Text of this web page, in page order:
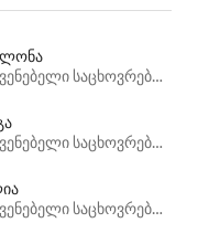
დასასვენებელი საცხოვრებლები
დასასვენებელი საცხოვრებლები
დასასვენებელი საცხოვრებლები